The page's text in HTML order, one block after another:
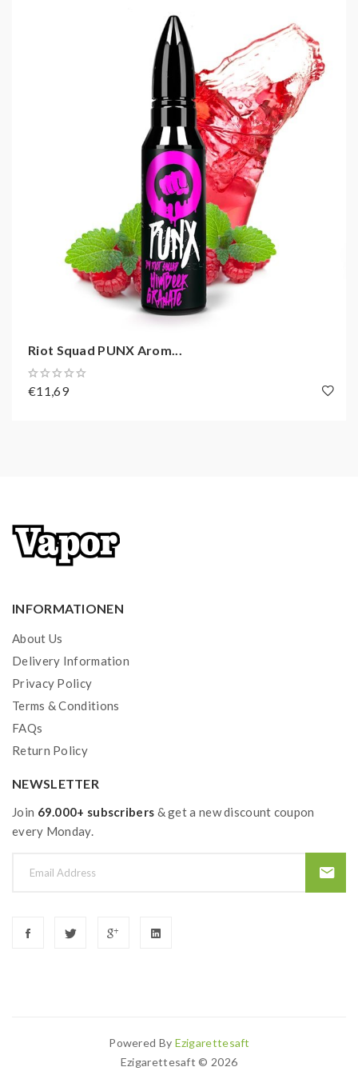
Riot Squad PUNX Arom...
€11,69
INFORMATIONEN
About Us
Delivery Information
Privacy Policy
Terms & Conditions
FAQs
Return Policy
NEWSLETTER
Join 69.000+ subscribers & get a new discount coupon
every Monday.
Popular Websites:Online Casino Uk 78win
Powered By Ezigarettesaft
Ezigarettesaft © 2026